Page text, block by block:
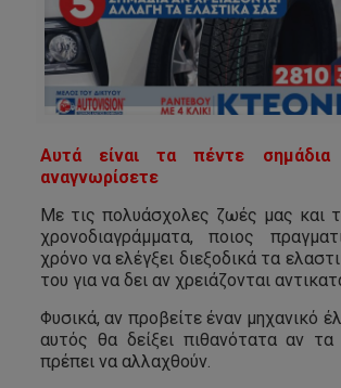
Αυτά είναι τα πέντε
αναγνωρίσετε
Με τις πολυάσχολες ζωές μας και
χρονοδιαγράμματα, ποιος
χρόνο να ελέγξει διεξοδικά τα
του για να δει αν χρειάζονται
Φυσικά, αν προβείτε έναν μηχανικό
αυτός θα δείξει πιθανότατα αν
πρέπει να αλλαχθούν.